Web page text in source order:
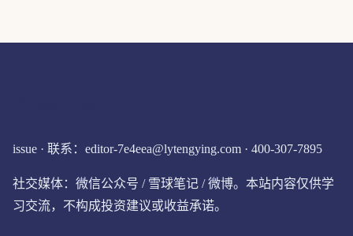
issue · 联系：editor-7e4eea@lytengying.com · 400-307-7895
社交媒体：微信公众号 / 雪球笔记 / 微博。本站内容仅供学
习交流，不构成投资建议或收益承诺。